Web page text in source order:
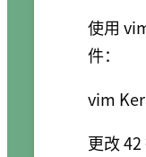
使用
件：
更改 42